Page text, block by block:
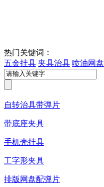
热门关键词：
五金挂具 夹具治具 喷油网盘
自转治具带弹片
带底座夹具
手机壳挂具
工字形夹具
排版网盘配弹片